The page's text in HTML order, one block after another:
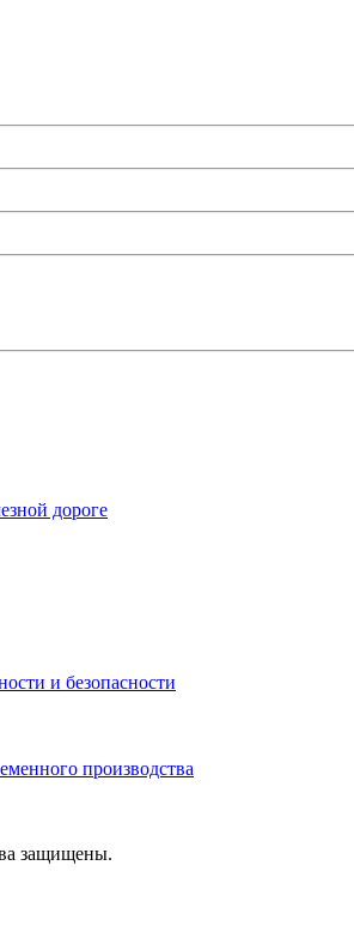
дороге
и безопасности
производства
защищены.